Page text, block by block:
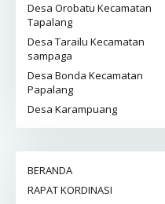
Desa Orobatu Kecamatan
Tapalang
Desa Tarailu Kecamatan
sampaga
Desa Bonda Kecamatan
Papalang
Desa Karampuang
BERANDA
RAPAT KORDINASI